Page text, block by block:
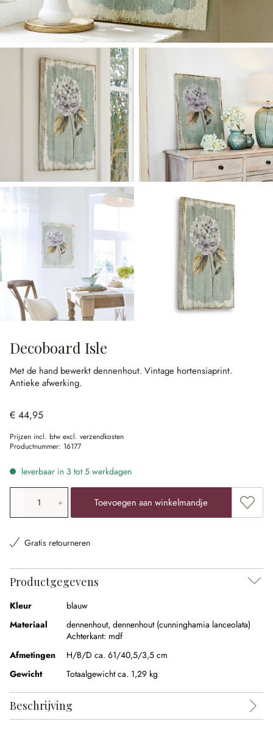
Decoboard Isle
Met de hand bewerkt dennenhout. Vintage hortensiaprint.
Antieke afwerking.
€ 44,95
Prijzen incl. btw excl. verzendkosten
Productnummer: 16177
leverbaar in 3 tot 5 werkdagen
Producthoeveelheid: voer de gewenste waarde in of
Toevoegen aan winkelmandje
Gratis retourneren
Productgegevens
Kleur
blauw
Materiaal
dennenhout, dennenhout (cunninghamia lanceolata)
Achterkant: mdf
Afmetingen
H/B/D ca. 61/40,5/3,5 cm
Gewicht
Totaalgewicht ca. 1,29 kg
Beschrijving